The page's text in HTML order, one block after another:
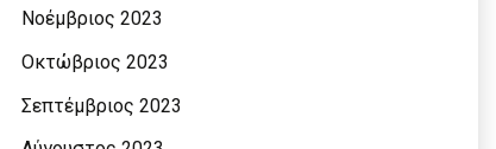
Νοέμβριος 2023
Οκτώβριος 2023
Σεπτέμβριος 2023